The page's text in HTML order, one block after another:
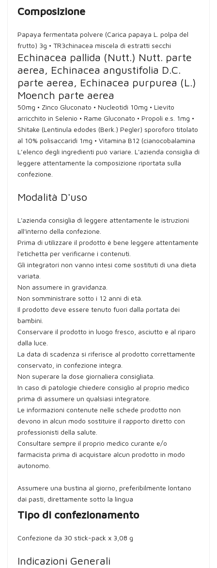
Composizione
Papaya fermentata polvere (Carica papaya L. polpa del
frutto) 3g • TR3chinacea miscela di estratti secchi
Echinacea pallida (Nutt.) Nutt. parte
aerea, Echinacea angustifolia D.C.
parte aerea, Echinacea purpurea (L.)
Moench parte aerea
50mg • Zinco Gluconato • Nucleotidi 10mg • Lievito
arricchito in Selenio • Rame Gluconato • Propoli e.s. 1mg •
Shitake (Lentinula edodes (Berk.) Pegler) sporoforo titolato
al 10% polisaccaridi 1mg • Vitamina B12 (cianocobalamina
L’elenco degli ingredienti può variare. L'azienda consiglia di
leggere attentamente la composizione riportata sulla
confezione.
Modalità D'uso
L'azienda consiglia di leggere attentamente le istruzioni
all'interno della confezione.
Prima di utilizzare il prodotto è bene leggere attentamente
l'etichetta per verificarne i contenuti.
Gli integratori non vanno intesi come sostituti di una dieta
variata.
Non assumere in gravidanza.
Non somministrare sotto i 12 anni di età.
Il prodotto deve essere tenuto fuori dalla portata dei
bambini.
Conservare il prodotto in luogo fresco, asciutto e al riparo
dalla luce.
La data di scadenza si riferisce al prodotto correttamente
conservato, in confezione integra.
Non superare la dose giornaliera consigliata.
In caso di patologie chiedere consiglio al proprio medico
prima di assumere un qualsiasi integratore.
Le informazioni contenute nelle schede prodotto non
devono in alcun modo sostituire il rapporto diretto con
professionisti della salute.
Consultare sempre il proprio medico curante e/o
farmacista prima di acquistare alcun prodotto in modo
autonomo.
Assumere una bustina al giorno, preferibilmente lontano
dai pasti, direttamente sotto la lingua
Tipo di confezionamento
Confezione da 30 stick-pack x 3,08 g
Indicazioni Generali